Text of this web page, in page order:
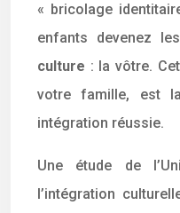
« bricolage
enfants devenez
culture : la vôtre.
votre famille, est
intégration réussie.
Une étude de
l’intégration